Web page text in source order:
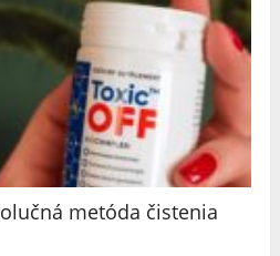
metóda čistenia